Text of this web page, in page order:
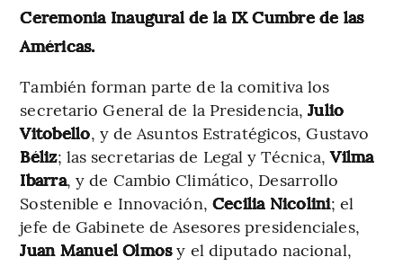
Ceremonia Inaugural de la IX Cumbre de las
Américas.
También forman parte de la comitiva los
secretario General de la Presidencia,Julio
Vitobello, y de Asuntos Estratégicos, Gustavo
Béliz; las secretarias de Legal y Técnica,Vilma
Ibarra, y de Cambio Climático, Desarrollo
Sostenible e Innovación, Cecilia Nicolini; el
jefe de Gabinete de Asesores presidenciales,
Juan Manuel Olmosy el diputado nacional,